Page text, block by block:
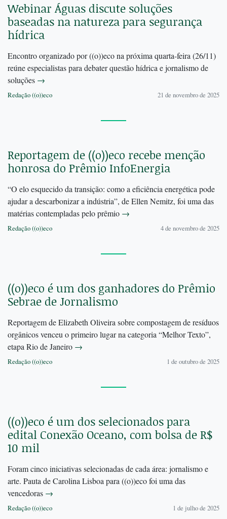
Webinar Águas discute soluções
baseadas na natureza para segurança
hídrica
Encontro organizado por ((o))eco na próxima quarta-feira (26/11)
reúne especialistas para debater questão hídrica e jornalismo de
soluções →
Redação ((o))eco 21 de novembro de 2025
Reportagem de ((o))eco recebe menção
honrosa do Prêmio InfoEnergia
“O elo esquecido da transição: como a eficiência energética pode
ajudar a descarbonizar a indústria”, de Ellen Nemitz, foi uma das
matérias contempladas pelo prêmio →
Redação ((o))eco 4 de novembro de 2025
((o))eco é um dos ganhadores do Prêmio
Sebrae de Jornalismo
Reportagem de Elizabeth Oliveira sobre compostagem de resíduos
orgânicos venceu o primeiro lugar na categoria “Melhor Texto”,
etapa Rio de Janeiro →
Redação ((o))eco 1 de outubro de 2025
((o))eco é um dos selecionados para
edital Conexão Oceano, com bolsa de R$
10 mil
Foram cinco iniciativas selecionadas de cada área: jornalismo e
arte. Pauta de Carolina Lisboa para ((o))eco foi uma das
vencedoras →
Redação ((o))eco 1 de julho de 2025